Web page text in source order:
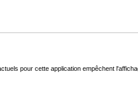
pour cette application empêchent